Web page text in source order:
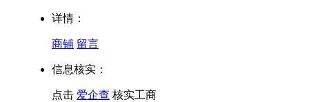
详情：
商铺 留言
信息核实：
点击 爱企查 核实工商